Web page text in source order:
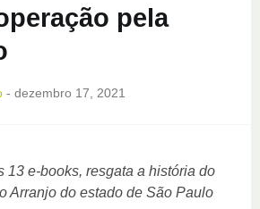
pela
- dezembro 17, 2021
13 e-books, resgata a história do
Arranjo do estado de São Paulo